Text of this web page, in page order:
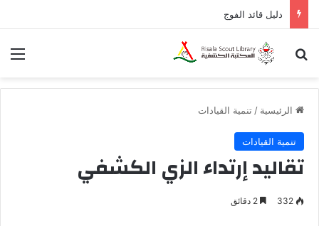
دليل قائد الفوج
بحث عن
الرئيسية / تنمية القيادات
تنمية القيادات
تقاليد إرتداء الزي الكشفي
332